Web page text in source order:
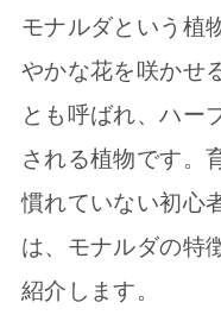
モナルダという植
やかな花を咲かせ
とも呼ばれ、ハー
される植物です。
慣れていない初心
は、モナルダの特
紹介します。